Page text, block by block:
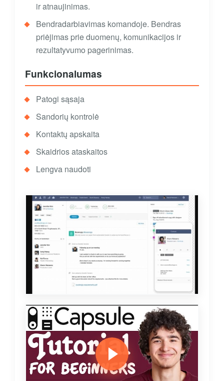
ir atnaujinimas.
Bendradarbiavimas komandoje. Bendras
priėjimas prie duomenų, komunikacijos ir
rezultatyvumo pagerinimas.
Funkcionalumas
Patogi sąsaja
Sandorių kontrolė
Kontaktų apskaita
Skaidrios ataskaitos
Lengva naudoti